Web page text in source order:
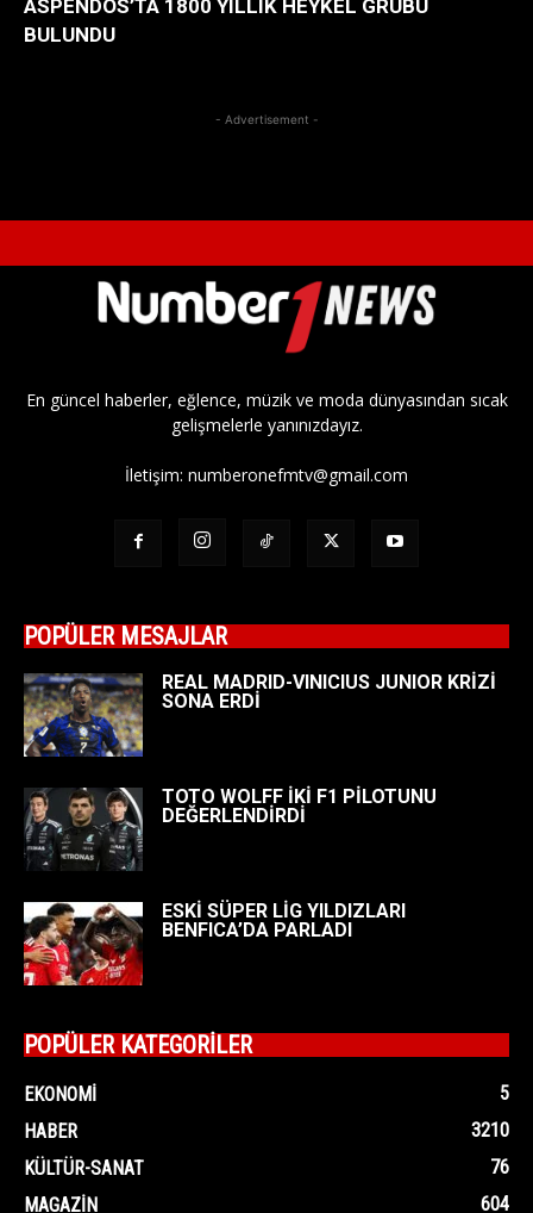
ASPENDOS’TA 1800 YILLIK HEYKEL GRUBU
BULUNDU
- Advertisement -
En güncel haberler, eğlence, müzik ve moda dünyasından sıcak
gelişmelerle yanınızdayız.
İletişim: numberonefmtv@gmail.com
POPÜLER MESAJLAR
REAL MADRID-VINICIUS JUNIOR KRİZİ
SONA ERDİ
TOTO WOLFF İKİ F1 PİLOTUNU
DEĞERLENDİRDİ
ESKİ SÜPER LİG YILDIZLARI
BENFICA’DA PARLADI
POPÜLER KATEGORİLER
EKONOMI
5
HABER
3210
KÜLTÜR-SANAT
76
MAGAZIN
604